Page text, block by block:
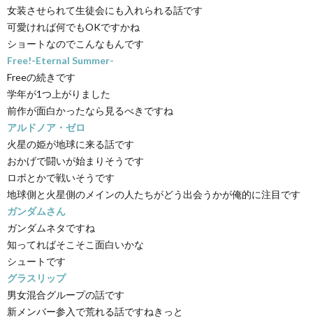
女装させられて生徒会にも入れられる話です
可愛ければ何でもOKですかね
ショートなのでこんなもんです
Free!-Eternal Summer-
Freeの続きです
学年が1つ上がりました
前作が面白かったなら見るべきですね
アルドノア・ゼロ
火星の姫が地球に来る話です
おかげで闘いが始まりそうです
ロボとかで戦いそうです
地球側と火星側のメインの人たちがどう出会うかが俺的に注目です
ガンダムさん
ガンダムネタですね
知ってればそこそこ面白いかな
シュートです
グラスリップ
男女混合グループの話です
新メンバー参入で荒れる話ですねきっと